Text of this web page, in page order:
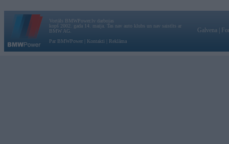
Vortāls BMWPower.lv darbojas
kopš 2002. gada 14. maija. Tas nav auto klubs un nav saistīts ar
BMW AG.
Par BMWPower
Kontakti Reklāma
Galvena